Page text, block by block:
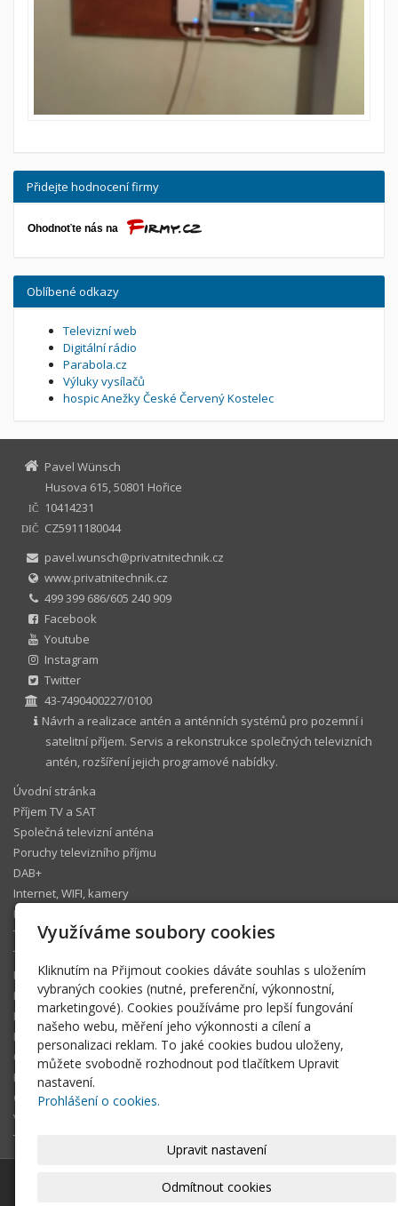
Přidejte hodnocení firmy
Oblíbené odkazy
Televizní web
Digitální rádio
Parabola.cz
Výluky vysílačů
hospic Anežky České Červený Kostelec
Pavel Wünsch
Husova 615, 50801 Hořice
IČ 10414231
DIČ
CZ5911180044
pavel.wunsch@privatnitechnik.cz
www.privatnitechnik.cz
499 399 686/605 240 909
Facebook
Youtube
Instagram
Twitter
43-7490400227/0100
Návrh a realizace antén a anténních systémů pro pozemní i
satelitní příjem. Servis a rekonstrukce společných televizních
antén, rozšíření jejich programové nabídky.
Úvodní stránka
Příjem TV a SAT
Společná televizní anténa
Poruchy televizního příjmu
DAB+
Internet, WIFI, kamery
IP telefonie
Televizní operátoři
Technický koutek
Ke stažení
Fotogalerie
Pomáhám
Blog
Členská sekce
FAQ
O tomto webu
Volné termíny
Technická podpora Šlágr Rádio
Pavel Wünsch - |Mapa webu
Využíváme soubory cookies
Kliknutím na Přijmout cookies dáváte souhlas s uložením
vybraných cookies (nutné, preferenční, výkonnostní,
marketingové). Cookies používáme pro lepší fungování
našeho webu, měření jeho výkonnosti a cílení a
personalizaci reklam. To jaké cookies budou uloženy,
můžete svobodně rozhodnout pod tlačítkem Upravit
nastavení.
Prohlášení o cookies.
Upravit nastavení
Odmítnout cookies